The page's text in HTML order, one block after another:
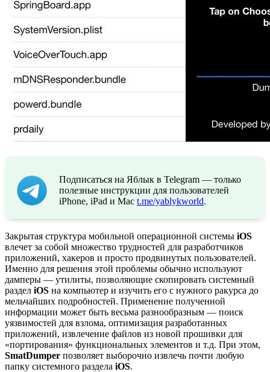
Подписаться на Яблык в Telegram — только
полезные инструкции для пользователей
iPhone, iPad и Mac t.me/yablykworld.
Закрытая структура мобильной операционной системы iOS
влечет за собой множество трудностей для разработчиков
приложений, хакеров и просто продвинутых пользователей.
Именно для решения этой проблемы обычно используют
дамперы — утилиты, позволяющие скопировать системный
раздел iOS на компьютер и изучить его с нужного ракурса до
мельчайших подробностей. Применение полученной
информации может быть весьма разнообразным — поиск
уязвимостей для взлома, оптимизация разработанных
приложений, извлечение файлов из новой прошивки для
«портирования» функциональных элементов и т.д. При этом,
SmatDumper позволяет выборочно извлечь почти любую
папку системного раздела iOS.